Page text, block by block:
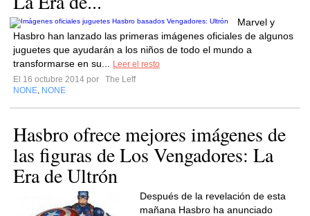
Marvel y
Hasbro han lanzado las primeras imágenes oficiales de algunos
juguetes que ayudarán a los niños de todo el mundo a
transformarse en su...
Leer el resto
El 16 octubre 2014 por
The Leff
NONE NONE
Hasbro ofrece mejores imágenes de
las figuras de Los Vengadores: La
Era de Ultrón
Después de la revelación de esta
mañana Hasbro ha anunciado